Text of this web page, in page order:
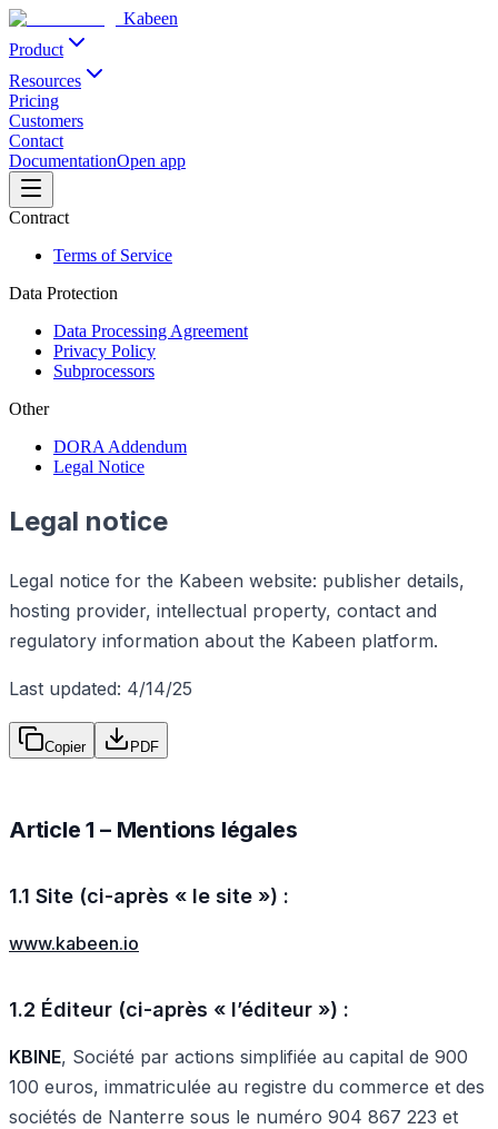
Kabeen
Product
Resources
Pricing
Customers
Contact
DocumentationOpen app
Contract
Terms of Service
Data Protection
Data Processing Agreement
Privacy Policy
Subprocessors
Other
DORA Addendum
Legal Notice
Legal notice
Legal notice for the Kabeen website: publisher details,
hosting provider, intellectual property, contact and
regulatory information about the Kabeen platform.
Last updated: 4/14/25
Copier PDF
Article 1 – Mentions légales
1.1 Site (ci-après « le site ») :
www.kabeen.io
1.2 Éditeur (ci-après « l’éditeur ») :
KBINE, Société par actions simplifiée au capital de 900
100 euros, immatriculée au registre du commerce et des
sociétés de Nanterre sous le numéro 904 867 223 et